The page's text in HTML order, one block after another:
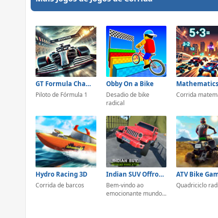
GT Formula Championship
Piloto de Fórmula 1
Obby On a Bike
Desadio de bike
radical
Corrida
Hydro Racing 3D
Corrida de barcos
Indian SUV Offroad Simulator
Bem-vindo ao
emocionante mundo...
Quadriciclo